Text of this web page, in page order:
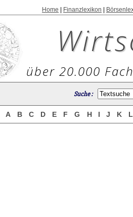
Home Finanzlexikon
über 20.000
Suche :
A B C D E F G H I J K